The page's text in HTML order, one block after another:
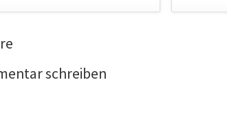
schreiben